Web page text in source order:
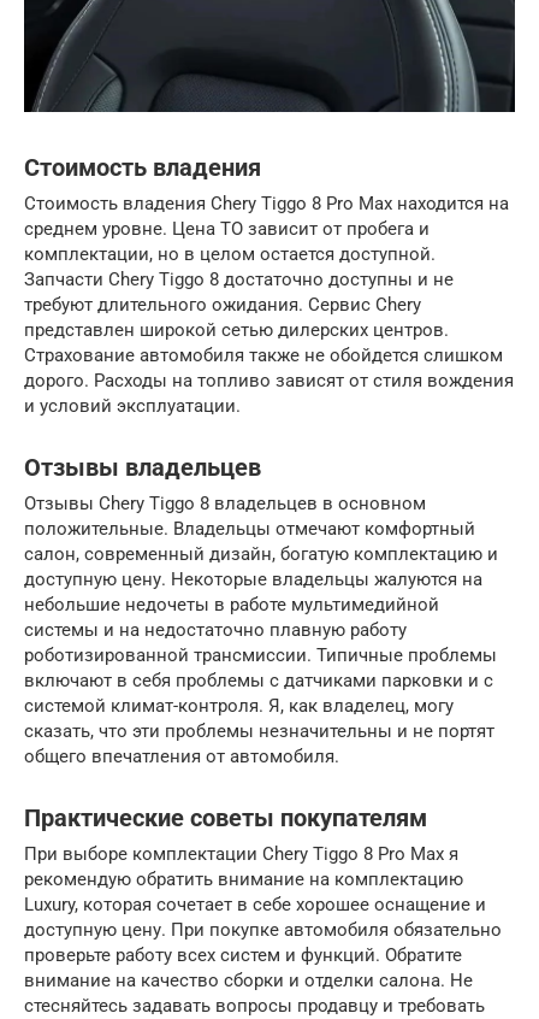
Стоимость владения
Стоимость владения Chery Tiggo 8 Pro Max находится на
среднем уровне. Цена ТО зависит от пробега и
комплектации, но в целом остается доступной.
Запчасти Chery Tiggo 8 достаточно доступны и не
требуют длительного ожидания. Сервис Chery
представлен широкой сетью дилерских центров.
Страхование автомобиля также не обойдется слишком
дорого. Расходы на топливо зависят от стиля вождения
и условий эксплуатации.
Отзывы владельцев
Отзывы Chery Tiggo 8 владельцев в основном
положительные. Владельцы отмечают комфортный
салон, современный дизайн, богатую комплектацию и
доступную цену. Некоторые владельцы жалуются на
небольшие недочеты в работе мультимедийной
системы и на недостаточно плавную работу
роботизированной трансмиссии. Типичные проблемы
включают в себя проблемы с датчиками парковки и с
системой климат-контроля. Я, как владелец, могу
сказать, что эти проблемы незначительны и не портят
общего впечатления от автомобиля.
Практические советы покупателям
При выборе комплектации Chery Tiggo 8 Pro Max я
рекомендую обратить внимание на комплектацию
Luxury, которая сочетает в себе хорошее оснащение и
доступную цену. При покупке автомобиля обязательно
проверьте работу всех систем и функций. Обратите
внимание на качество сборки и отделки салона. Не
стесняйтесь задавать вопросы продавцу и требовать